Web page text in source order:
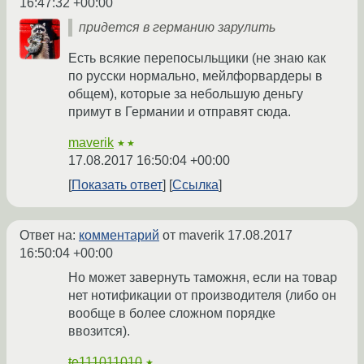
16:47:32 +00:00
придется в германию зарулить
Есть всякие перепосыльщики (не знаю как
по русски нормально, мейлфорвардеры в
общем), которые за небольшую деньгу
примут в Германии и отправят сюда.
maverik ★★
17.08.2017 16:50:04 +00:00
Показать ответ
Ссылка
Ответ на: комментарий от maverik 17.08.2017
16:50:04 +00:00
Но может завернуть таможня, если на товар
нет нотификации от производителя (либо он
вообще в более сложном порядке
ввозится).